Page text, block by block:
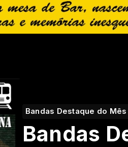
Bandas Destaque do Mês
Bandas